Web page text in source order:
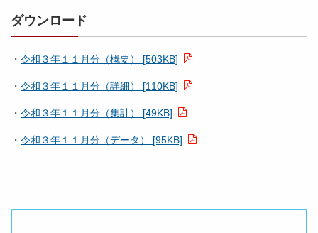
ダウンロード
・ 令和３年１１月分（概要） [503KB]
・ 令和３年１１月分（詳細） [110KB]
・ 令和３年１１月分（集計） [49KB]
・ 令和３年１１月分（データ） [95KB]